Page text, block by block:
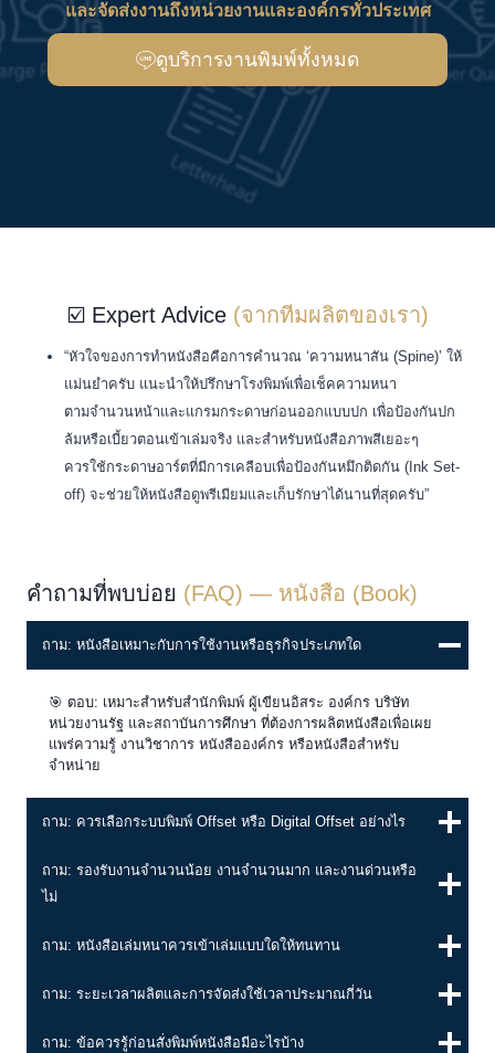
และจัดส่งงานถึงหน่วยงานและองค์กรทั่วประเทศ
ดูบริการงานพิมพ์ทั้งหมด
☑️ Expert Advice (จากทีมผลิตของเรา)
“หัวใจของการทำหนังสือคือการคำนวณ ‘ความหนาสัน (Spine)’ ให้
แม่นยำครับ แนะนำให้ปรึกษาโรงพิมพ์เพื่อเช็คความหนา
ตามจำนวนหน้าและแกรมกระดาษก่อนออกแบบปก เพื่อป้องกันปก
ล้มหรือเบี้ยวตอนเข้าเล่มจริง และสำหรับหนังสือภาพสีเยอะๆ
ควรใช้กระดาษอาร์ตที่มีการเคลือบเพื่อป้องกันหมึกติดกัน (Ink Set-
off) จะช่วยให้หนังสือดูพรีเมียมและเก็บรักษาได้นานที่สุดครับ”
คำถามที่พบบ่อย (FAQ) — หนังสือ (ฺBook)
ถาม: หนังสือเหมาะกับการใช้งานหรือธุรกิจประเภทใด
🎯 ตอบ: เหมาะสำหรับสำนักพิมพ์ ผู้เขียนอิสระ องค์กร บริษัท
หน่วยงานรัฐ และสถาบันการศึกษา ที่ต้องการผลิตหนังสือเพื่อเผย
แพร่ความรู้ งานวิชาการ หนังสือองค์กร หรือหนังสือสำหรับ
จำหน่าย
ถาม: ควรเลือกระบบพิมพ์ Offset หรือ Digital Offset อย่างไร
ถาม: รองรับงานจำนวนน้อย งานจำนวนมาก และงานด่วนหรือ
ไม่
ถาม: หนังสือเล่มหนาควรเข้าเล่มแบบใดให้ทนทาน
ถาม: ระยะเวลาผลิตและการจัดส่งใช้เวลาประมาณกี่วัน
ถาม: ข้อควรรู้ก่อนสั่งพิมพ์หนังสือมีอะไรบ้าง